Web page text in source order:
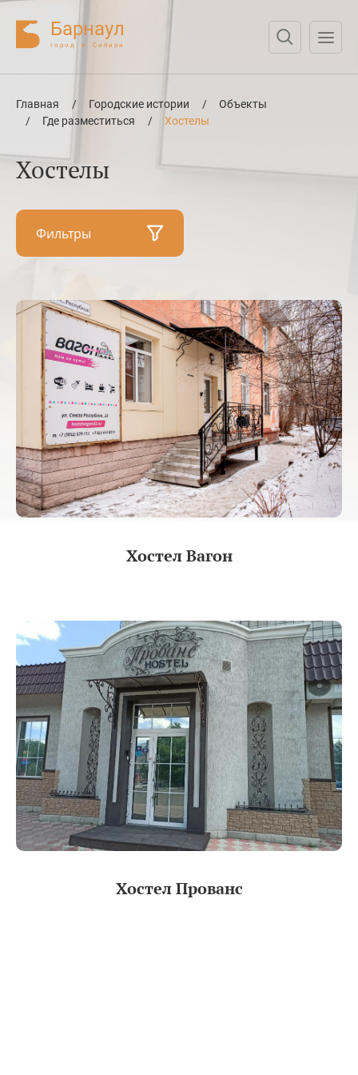
Барнаул
город в Сибири
Главная
/ Городские истории /
Объекты
/
Где разместиться / Хостелы
Хостелы
Фильтры
Хостел Вагон
Хостел Прованс